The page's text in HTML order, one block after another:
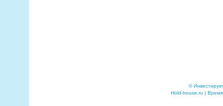
©
Hold-house.ru |